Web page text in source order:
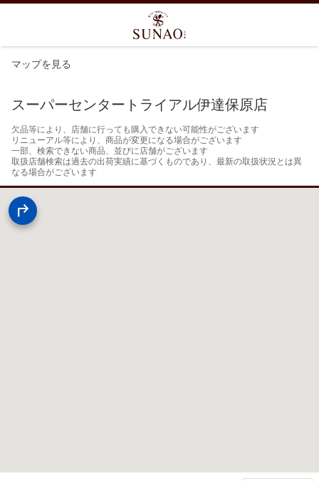
マップを見る
スーパーセンタートライアル伊達保原店
欠品等により、店舗に行っても購入できない可能性がございます
リニューアル等により、商品が変更になる場合がございます
一部、検索できない商品、並びに店舗がございます
取扱店舗検索は過去の出荷実績に基づくものであり、最新の取扱状況とは異
なる場合がございます